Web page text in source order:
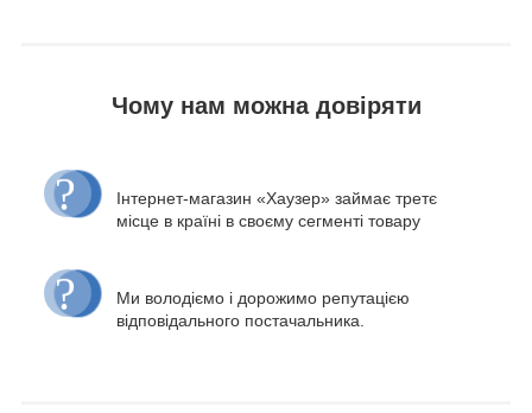
Чому нам можна довіряти
Інтернет-магазин «Хаузер» займає третє
місце в країні в своєму сегменті товару
Ми володіємо і дорожимо репутацією
відповідального постачальника.